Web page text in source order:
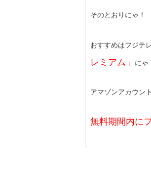
そのとおりにゃ！
おすすめはフジテ
レミアム」
にゃ
アマゾンアカウン
無料期間内に